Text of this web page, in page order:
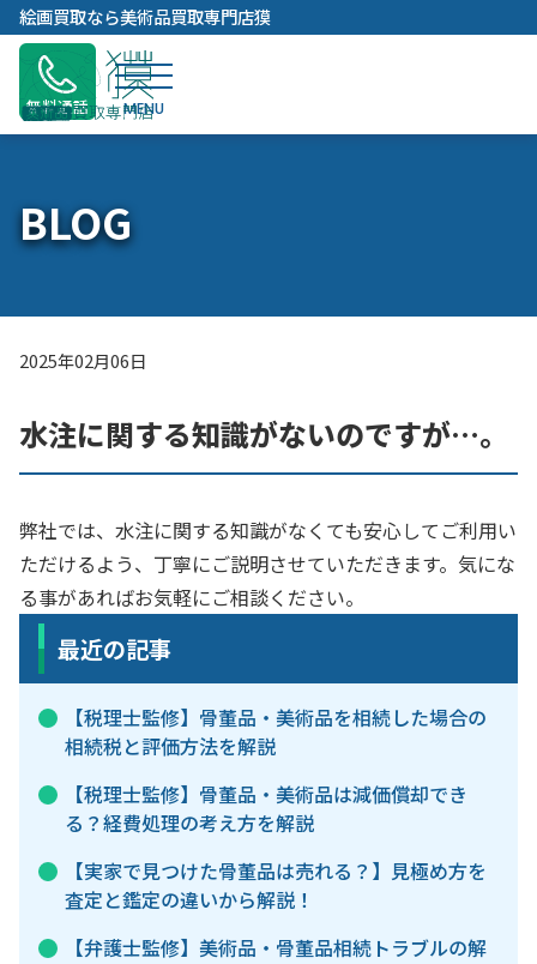
内
容
キ
絵画買取なら美術品買取専門店獏
無料通話
BLOG
最近の記事
【税理士監修】骨董品・美術品を相続した場合の
相続税と評価方法を解説
【税理士監修】骨董品・美術品は減価償却でき
る？経費処理の考え方を解説
【実家で見つけた骨董品は売れる？】見極め方を
査定と鑑定の違いから解説！
【弁護士監修】美術品・骨董品相続トラブルの解
2025年02月06日
水注に関する知識がないのですが…。
弊社では、水注に関する知識がなくても安心してご利用い
ただけるよう、丁寧にご説明させていただきます。気にな
る事があればお気軽にご相談ください。